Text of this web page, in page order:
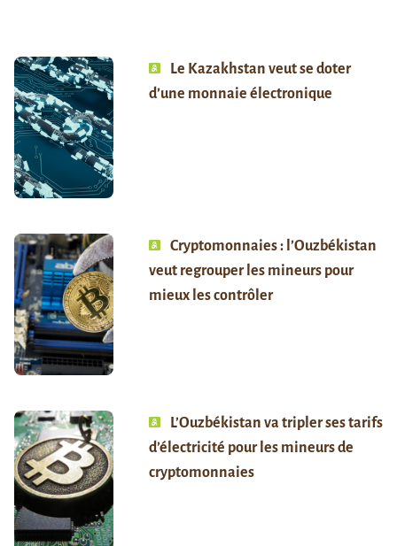
Le Kazakhstan veut se doter
d’une monnaie électronique
Cryptomonnaies : l’Ouzbékistan
veut regrouper les mineurs pour
mieux les contrôler
L’Ouzbékistan va tripler ses tarifs
d’électricité pour les mineurs de
cryptomonnaies